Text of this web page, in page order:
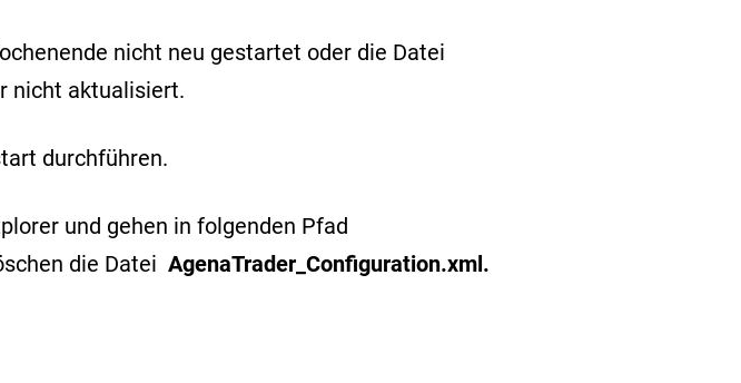
nicht neu gestartet oder die Datei
nicht aktualisiert.
durchführen.
und gehen in folgenden Pfad
die Datei AgenaTrader_Configuration.xml.